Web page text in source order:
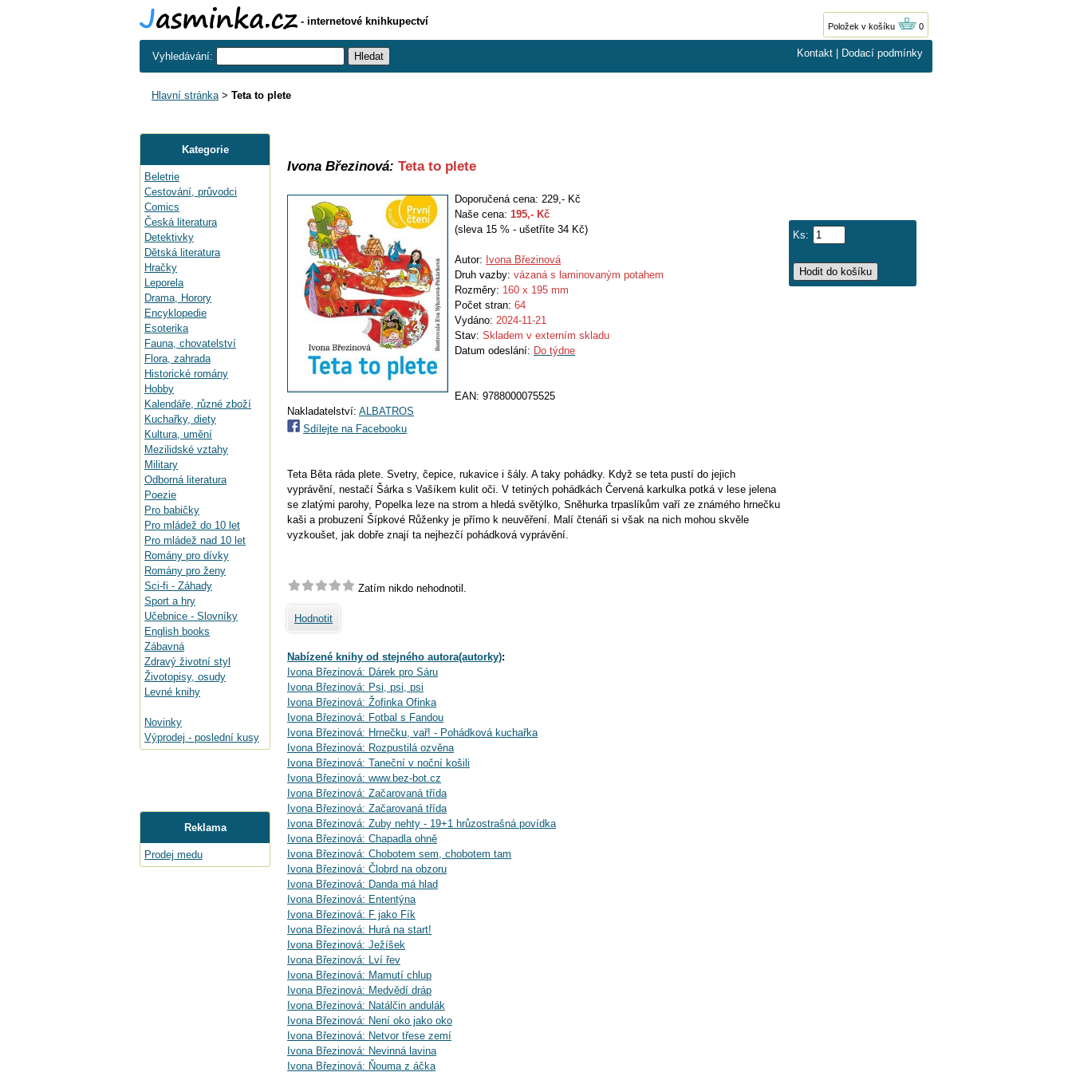
- internetové knihkupectví Položek v košíku 0
Vyhledávání: Kontakt Dodací podmínky
Hlavní stránka> Teta to plete
Kategorie
Beletrie
Cestování, průvodci
Comics
Česká literatura
Detektivky
Dětská literatura
Hračky
Leporela
Drama, Horory
Encyklopedie
Esoterika
Fauna, chovatelství
Flora, zahrada
Historické romány
Hobby
Kalendáře, různé zboží
Kuchařky, diety
Kultura, umění
Mezilidské vztahy
Military
Odborná literatura
Poezie
Pro babičky
Pro mládež do 10 let
Pro mládež nad 10 let
Romány pro dívky
Romány pro ženy
Sci-fi - Záhady
Sport a hry
Učebnice - Slovníky
English books
Zábavná
Zdravý životní styl
Životopisy, osudy
Levné knihy
Novinky
Výprodej - poslední kusy
Reklama
Prodej medu
Ivona Březinová: Teta to plete
Doporučená cena: 229,- Kč
Naše cena: 195,- Kč
(sleva 15 % - ušetříte 34 Kč)
Autor: Ivona Březinová
Druh vazby: vázaná s laminovaným potahem
Rozměry: 160 x 195 mm
Počet stran: 64
Vydáno: 2024-11-21
Stav: Skladem v externím skladu
Datum odeslání: Do týdne
EAN: 9788000075525
Nakladatelství: ALBATROS
Sdílejte na Facebooku
Teta Běta ráda plete. Svetry, čepice, rukavice i šály. A taky pohádky. Když se teta pustí do jejich
vyprávění, nestačí Šárka s Vašíkem kulit oči. V tetiných pohádkách Červená karkulka potká v lese jelena
se zlatými parohy, Popelka leze na strom a hledá světýlko, Sněhurka trpaslíkům vaří ze známého hrnečku
kaši a probuzení Šípkové Růženky je přímo k neuvěření. Malí čtenáři si však na nich mohou skvěle
vyzkoušet, jak dobře znají ta nejhezčí pohádková vyprávění.
Zatím nikdo nehodnotil.
Hodnotit
Nabízené knihy od stejného autora(autorky):
Ivona Březinová: Dárek pro Sáru
Ivona Březinová: Psi, psi, psi
Ivona Březinová: Žofinka Ofinka
Ivona Březinová: Fotbal s Fandou
Ivona Březinová: Hrnečku, vař! - Pohádková kuchařka
Ivona Březinová: Rozpustilá ozvěna
Ivona Březinová: Taneční v noční košili
Ivona Březinová: www.bez-bot.cz
Ivona Březinová: Začarovaná třída
Ivona Březinová: Začarovaná třída
Ivona Březinová: Zuby nehty - 19+1 hrůzostrašná povídka
Ivona Březinová: Chapadla ohně
Ivona Březinová: Chobotem sem, chobotem tam
Ivona Březinová: Člobrd na obzoru
Ivona Březinová: Danda má hlad
Ivona Březinová: Ententýna
Ivona Březinová: F jako Fík
Ivona Březinová: Hurá na start!
Ivona Březinová: Ježíšek
Ivona Březinová: Lví řev
Ivona Březinová: Mamutí chlup
Ivona Březinová: Medvědí dráp
Ivona Březinová: Natálčin andulák
Ivona Březinová: Není oko jako oko
Ivona Březinová: Netvor třese zemí
Ivona Březinová: Nevinná lavina
Ivona Březinová: Ňouma z áčka
Ks: